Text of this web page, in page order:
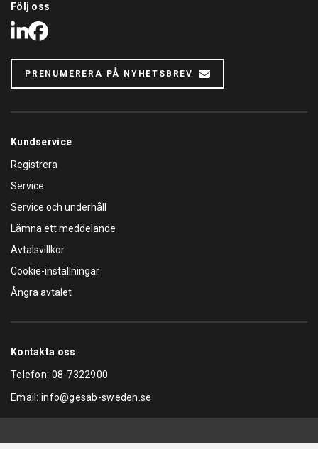
Följ oss
LinkedIn
Facebook
PRENUMERERA PÅ NYHETSBREV
Kundservice
Registrera
Service
Service och underhåll
Lämna ett meddelande
Avtalsvillkor
Cookie-inställningar
Ångra avtalet
Kontakta oss
Telefon: 08-7322900
Email: info@gesab-sweden.se